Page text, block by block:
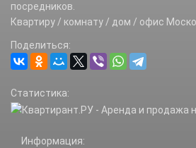
посредников.
Квартиру / комнату / дом / офис
Поделиться:
Статистика:
Информация: